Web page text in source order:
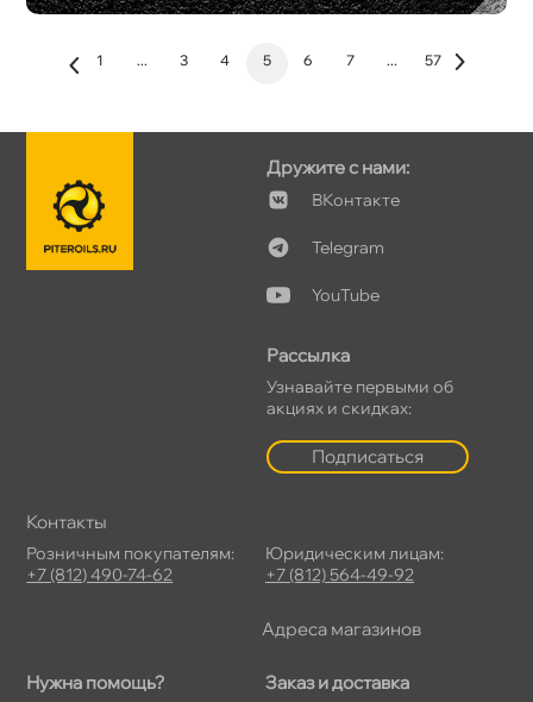
1 ... 3 4 5 6 7 ... 57
Нужна помощь? Заказ и доставка
Дружите с нами:
Контакте
Telegram
YouTube
Рассылка
Узнавайте первыми о
акциях и скидках:
Подписаться
Контакты
Розничным покупателям:
+7 (812) 490-74-62
Юридическим лицам:
+7 (812) 564-49-92
Адреса магазино